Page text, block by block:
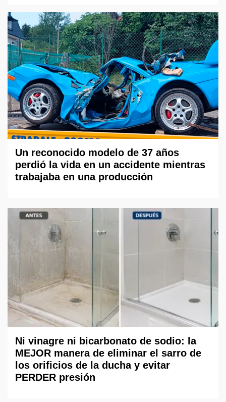
Un reconocido modelo de 37 años
perdió la vida en un accidente mientras
trabajaba en una producción
Ni vinagre ni bicarbonato de sodio: la
MEJOR manera de eliminar el sarro de
los orificios de la ducha y evitar
PERDER presión